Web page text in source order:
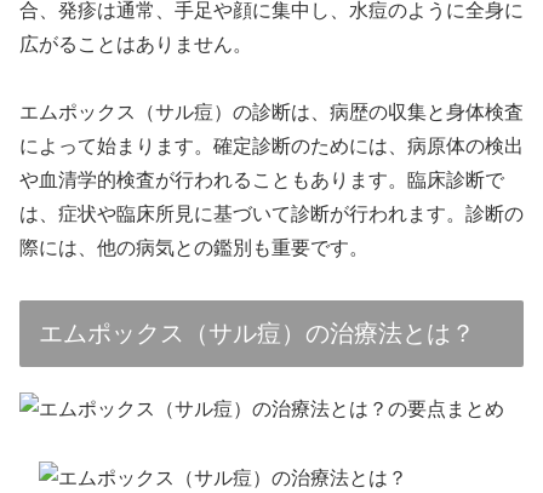
合、発疹は通常、手足や顔に集中し、水痘のように全身に
広がることはありません。
エムポックス（サル痘）の診断は、病歴の収集と身体検査
によって始まります。確定診断のためには、病原体の検出
や血清学的検査が行われることもあります。臨床診断で
は、症状や臨床所見に基づいて診断が行われます。診断の
際には、他の病気との鑑別も重要です。
エムポックス（サル痘）の治療法とは？